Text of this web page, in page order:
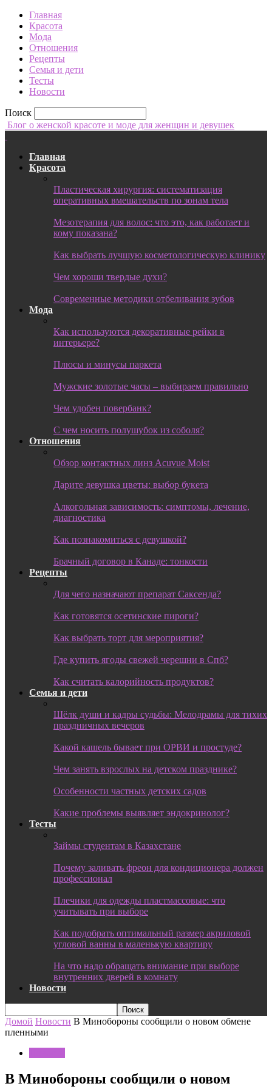
Главная
Красота
Мода
Отношения
Рецепты
Семья и дети
Тесты
Новости
Поиск
Блог о женской красоте и моде для женщин и девушек
Главная
Красота
Пластическая хирургия: систематизация
оперативных вмешательств по зонам тела
Мезотерапия для волос: что это, как работает и
кому показана?
Как выбрать лучшую косметологическую клинику
Чем хороши твердые духи?
Современные методики отбеливания зубов
Мода
Как используются декоративные рейки в
интерьере?
Плюсы и минусы паркета
Мужские золотые часы – выбираем правильно
Чем удобен повербанк?
С чем носить полушубок из соболя?
Отношения
Обзор контактных линз Acuvue Moist
Дарите девушка цветы: выбор букета
Алкогольная зависимость: симптомы, лечение,
диагностика
Как познакомиться с девушкой?
Брачный договор в Канаде: тонкости
Рецепты
Для чего назначают препарат Саксенда?
Как готовятся осетинские пироги?
Как выбрать торт для мероприятия?
Где купить ягоды свежей черешни в Спб?
Как считать калорийность продуктов?
Семья и дети
Шёлк души и кадры судьбы: Мелодрамы для тихих
праздничных вечеров
Какой кашель бывает при ОРВИ и простуде?
Чем занять взрослых на детском празднике?
Особенности частных детских садов
Какие проблемы выявляет эндокринолог?
Тесты
Займы студентам в Казахстане
Почему заливать фреон для кондиционера должен
профессионал
Плечики для одежды пластмассовые: что
учитывать при выборе
Как подобрать оптимальный размер акриловой
угловой ванны в маленькую квартиру
На что надо обращать внимание при выборе
внутренних дверей в комнату
Новости
Домой Новости В Минобороны сообщили о новом обмене
пленными
В Минобороны сообщили о новом